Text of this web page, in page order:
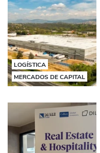
LOGÍSTICA
MERCADOS DE CAPITAL